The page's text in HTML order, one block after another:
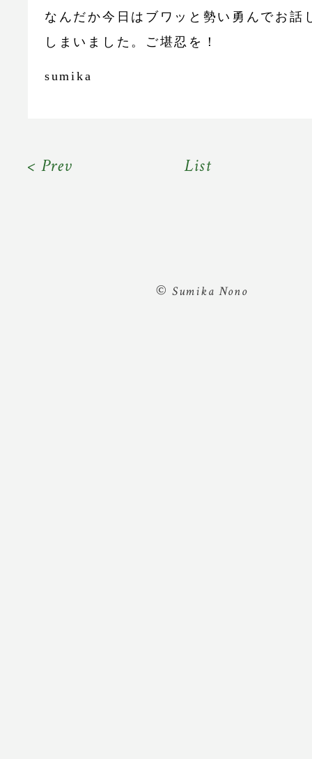
なんだか今日はブワッと勢い勇んでお話
しまいました。ご堪忍を！
sumika
< Prev List
© Sumika Nono